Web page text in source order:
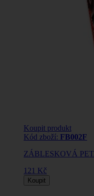
Koupit produkt
Kód zboží: FB002F
ZÁBLESKOVÁ
121 Kč
Koupit